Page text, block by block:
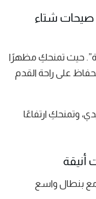
صيحات شتاء
حيث تمنحكِ مظهرًا
على راحة القدم
وتمنحكِ ارتفاعًا
أنيقة
مع بنطال واسع